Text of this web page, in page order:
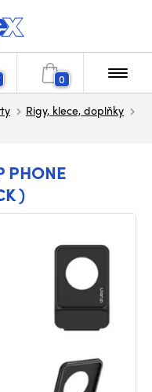
0
Rigy, klece, doplňky
PHONE
)